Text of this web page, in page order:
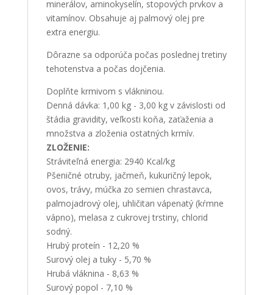
minerálov, aminokyselín, stopových prvkov a
vitamínov. Obsahuje aj palmový olej pre
extra energiu.
Dôrazne sa odporúča počas poslednej tretiny
tehotenstva a počas dojčenia.
Doplňte krmivom s vlákninou.
Denná dávka: 1,00 kg - 3,00 kg v závislosti od
štádia gravidity, veľkosti koňa, zaťaženia a
množstva a zloženia ostatných krmív.
ZLOŽENIE:
Stráviteľná energia: 2940 Kcal/kg
Pšeničné otruby, jačmeň, kukuričný lepok,
ovos, trávy, múčka zo semien chrastavca,
palmojadrový olej, uhličitan vápenatý (kŕmne
vápno), melasa z cukrovej trstiny, chlorid
sodný.
Hrubý proteín - 12,20 %
Surový olej a tuky - 5,70 %
Hrubá vláknina - 8,63 %
Surový popol - 7,10 %